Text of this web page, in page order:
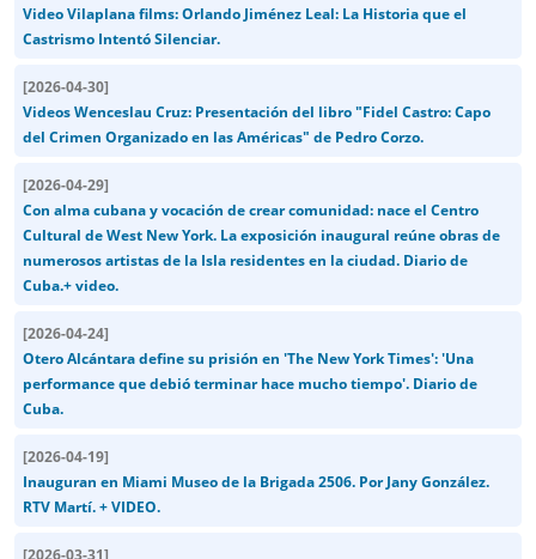
Video Vilaplana films: Orlando Jiménez Leal: La Historia que el
Castrismo Intentó Silenciar.
[2026-04-30]
Videos Wenceslau Cruz: Presentación del libro "Fidel Castro: Capo
del Crimen Organizado en las Américas" de Pedro Corzo.
[2026-04-29]
Con alma cubana y vocación de crear comunidad: nace el Centro
Cultural de West New York. La exposición inaugural reúne obras de
numerosos artistas de la Isla residentes en la ciudad. Diario de
Cuba.+ video.
[2026-04-24]
Otero Alcántara define su prisión en 'The New York Times': 'Una
performance que debió terminar hace mucho tiempo'. Diario de
Cuba.
[2026-04-19]
Inauguran en Miami Museo de la Brigada 2506. Por Jany González.
RTV Martí. + VIDEO.
[2026-03-31]